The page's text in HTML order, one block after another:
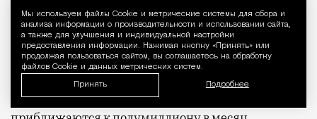
Уведомление
Мы используем файлы Сookie и метрические системы для сбора и
анализа информации о производительности и использовании сайта,
а также для улучшения и индивидуальной настройки
предоставления информации. Нажимая кнопку «Принять» или
продолжая пользоваться сайтом, вы соглашаетесь на обработку
файлов Cookie и данных метрических систем.
Принять Подробнее
новых кредитов продолжает сокращаться.
Зато ипотеку вполне могут потянуть сами
депутаты, если вдруг решат разжиться
московской недвижимостью в кредит. С их
официальными зарплатами, которые как раз